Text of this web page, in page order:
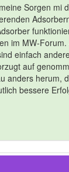
Sorgen mi
im MW-
einfach
auf
anders herum,
bessere